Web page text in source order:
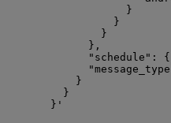
}
}
}
},
"schedule":
}
}
} '